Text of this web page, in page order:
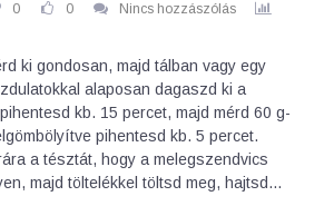
0 0
Nincs hozzászólás
ki gondosan, majd tálban vagy egy
alaposan dagaszd ki a
kb. 15 percet, majd mérd 60 g-
pihentesd kb. 5 percet.
a tésztát, hogy a melegszendvics
majd töltelékkel töltsd meg, hajtsd…